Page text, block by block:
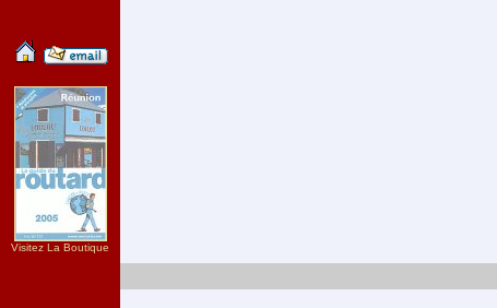
Visitez La Boutique